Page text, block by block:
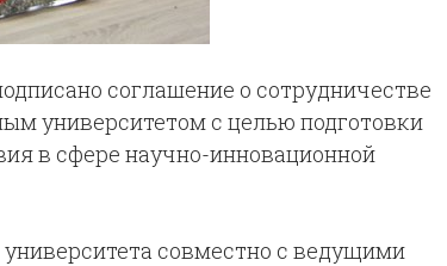
соглашение о сотрудничестве
университетом с целью подготовки
в сфере научно-инновационной
совместно с ведущими